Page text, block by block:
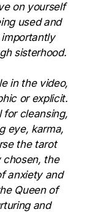
on yourself
used and
sisterhood.
in the video,
or explicit.
for cleansing,
eye, karma,
the tarot
chosen, the
anxiety and
Queen of
and